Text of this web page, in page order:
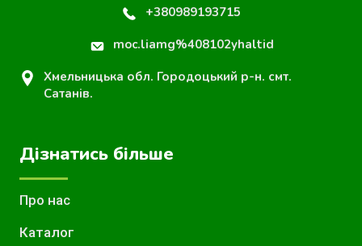
+380989193715
moc.liamg%408102yhaltid
Хмельницька обл. Городоцький р-н. смт.
Сатанів.
Дізнатись більше
Про нас
Каталог